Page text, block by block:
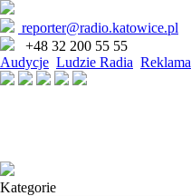
reporter@radio.katowice.pl
+48 32 200 55 55
Audycje Ludzie Radia Reklama
Kategorie